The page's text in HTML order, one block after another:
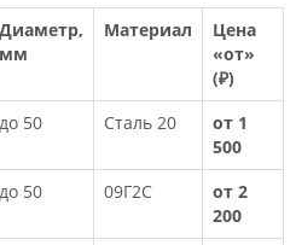
Диаметр,
мм
Материал
Цена
«от»
(₽)
до 50 Сталь 20
от 1
500
до 50 09Г2С
от 2
200